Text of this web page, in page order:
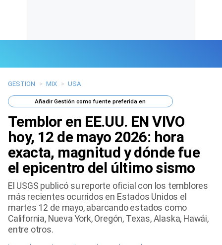
Últimas Noticias
Mi Bolsillo
Respuestas
Gente
Vida Laboral
Tendencias Mix
Sports
GESTION > MIX > USA
AñadirGestión como fuente preferida en
Temblor en EE.UU. EN VIVO
hoy, 12 de mayo 2026: hora
exacta, magnitud y dónde fue
el epicentro del último sismo
El USGS publicó su reporte oficial con los temblores
más recientes ocurridos en Estados Unidos el
martes 12 de mayo, abarcando estados como
California, Nueva York, Oregón, Texas, Alaska, Hawái,
entre otros.